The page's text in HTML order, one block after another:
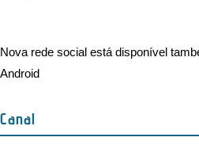
Nova rede social está disponível
Android
Canal